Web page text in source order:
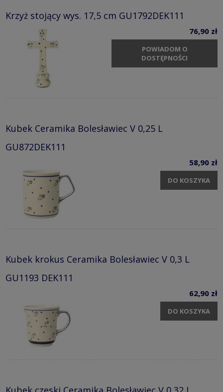
Krzyż stojący wys. 17,5 cm GU1792DEK111
76,90 zł
POWIADOM O
DOSTĘPNOŚCI
Kubek Ceramika Bolesławiec V 0,25 L
GU872DEK111
58,90 zł
DO KOSZYKA
Kubek krokus Ceramika Bolesławiec V 0,3 L
GU1193 DEK111
62,90 zł
DO KOSZYKA